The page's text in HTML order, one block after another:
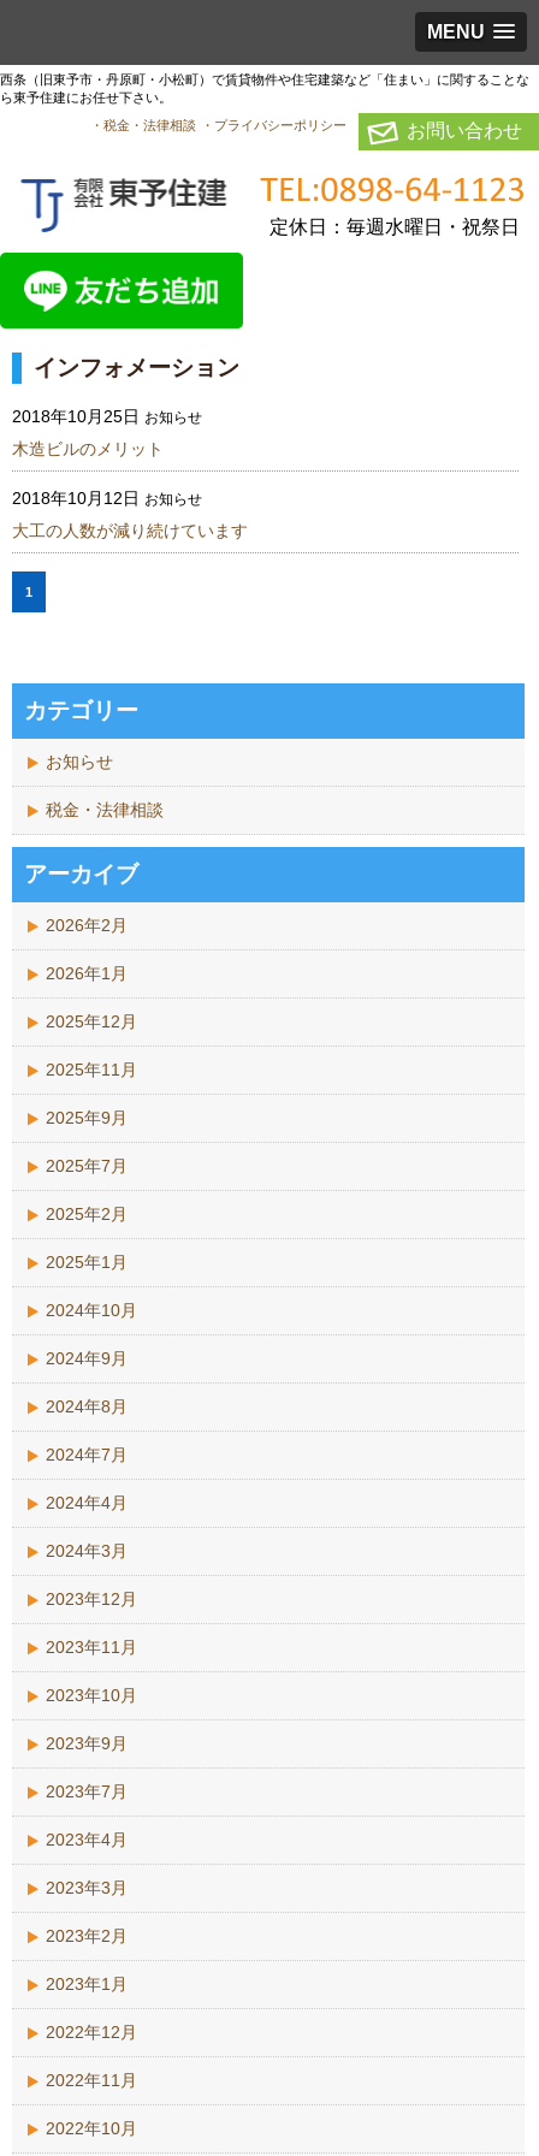
MENU
西条（旧東予市・丹原町・小松町）で賃貸物件や住宅建築など「住まい」に関することな
ら東予住建にお任せ下さい。
・税金・法律相談
・プライバシーポリシー お問い合わせ
定休日：毎週水曜日・祝祭日
インフォメーション
2018年10月25日 お知らせ
木造ビルのメリット
2018年10月12日 お知らせ
大工の人数が減り続けています
1
カテゴリー
お知らせ
税金・法律相談
アーカイブ
2026年2月
2026年1月
2025年12月
2025年11月
2025年9月
2025年7月
2025年2月
2025年1月
2024年10月
2024年9月
2024年8月
2024年7月
2024年4月
2024年3月
2023年12月
2023年11月
2023年10月
2023年9月
2023年7月
2023年4月
2023年3月
2023年2月
2023年1月
2022年12月
2022年11月
2022年10月